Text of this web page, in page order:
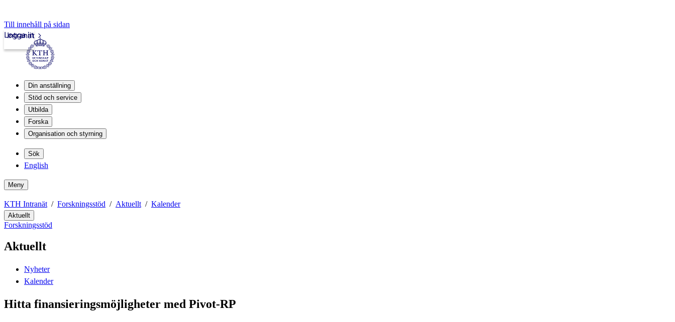
Till innehåll på sidan
Intranät
Logga in
Din anställning
Stöd och service
Utbilda
Forska
Organisation och styrning
Sök
English
Meny
KTH Intranät Forskningsstöd Aktuellt Kalender
Aktuellt
Forskningsstöd
Aktuellt
Nyheter
Kalender
Hitta finansieringsmöjligheter med Pivot-RP